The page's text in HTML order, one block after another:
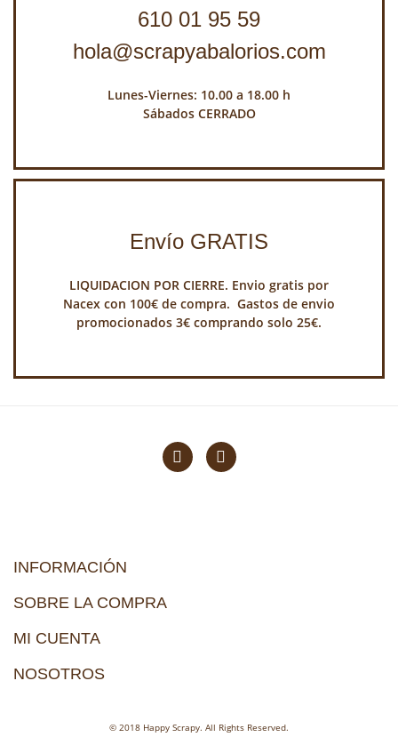
610 01 95 59
hola@scrapyabalorios.com
Lunes-Viernes: 10.00 a 18.00 h
Sábados CERRADO
Envío GRATIS
LIQUIDACION POR CIERRE. Envio gratis por
Nacex con 100€ de compra. Gastos de envio
promocionados 3€ comprando solo 25€.
INFORMACIÓN
SOBRE LA COMPRA
MI CUENTA
NOSOTROS
© 2018 Happy Scrapy. All Rights Reserved.